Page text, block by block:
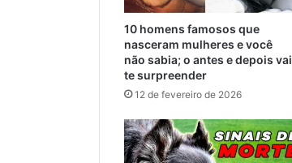
10 homens famosos que
nasceram mulheres e você
não sabia; o antes e depois vai
te surpreender
12 de fevereiro de 2026